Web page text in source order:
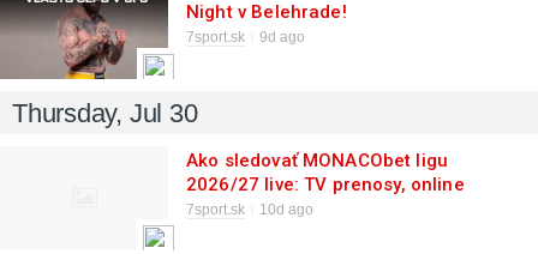
Night v Belehrade!
7sport.sk 9d ago
Thursday, Jul 30
Ako sledovať MONACObet ligu
2026/27 live: TV prenosy, online
streamy
7sport.sk 10d ago